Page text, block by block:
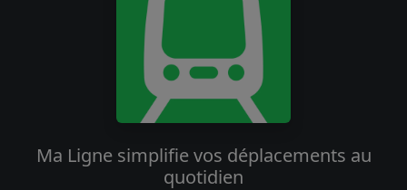
Ma Ligne simplifie vos déplacements au
quotidien